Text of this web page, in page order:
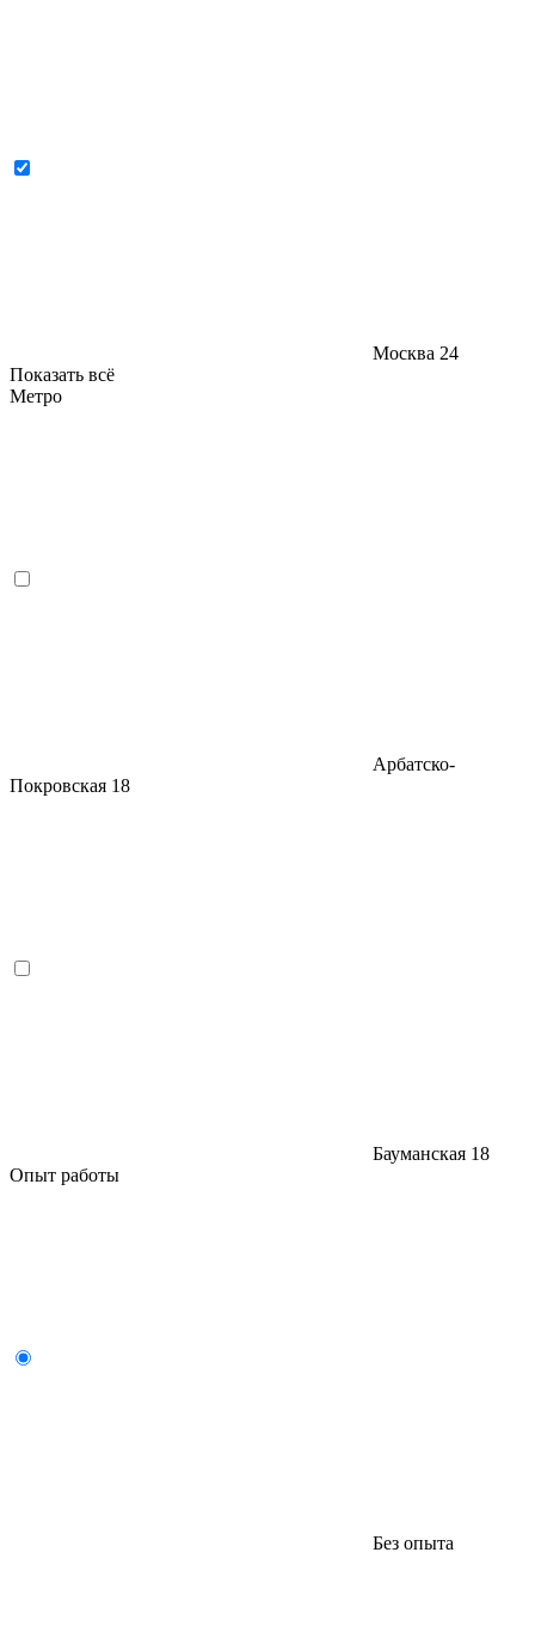
Москва 24
Показать всё
Метро
Арбатско-
Покровская 18
Бауманская 18
Опыт работы
Без опыта